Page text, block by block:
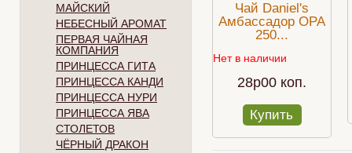
МАЙСКИЙ
НЕБЕСНЫЙ АРОМАТ
ПЕРВАЯ ЧАЙНАЯ
КОМПАНИЯ
ПРИНЦЕССА ГИТА
ПРИНЦЕССА КАНДИ
ПРИНЦЕССА НУРИ
ПРИНЦЕССА ЯВА
СТОЛЕТОВ
ЧЁРНЫЙ ДРАКОН
Чай Daniel's
Амбассадор OPA
250...
Нет в наличии
28p00 коп.
Купить